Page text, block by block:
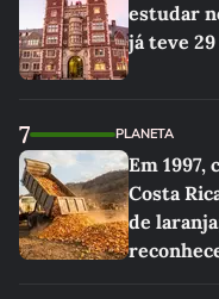
estudar
já teve
7 PLANETA
Em
Costa
de